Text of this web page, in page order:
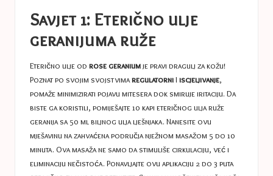
Savjet 1: Eterično ulje
geranijuma ruže
Eterično ulje od rose geraniumje pravi dragulj za kožu!
Poznat po svojim svojstvimaregulatorniI iscjeljivanje,
pomaže minimizirati pojavu mitesera dok smiruje iritaciju. Da
biste ga koristili, pomiješajte 10 kapi eteričnog ulja ruže
geranija sa 50 ml biljnog ulja lješnjaka. Nanesite ovu
mješavinu na zahvaćena područja nježnom masažom 5 do 10
minuta. Ova masaža ne samo da stimuliše cirkulaciju, već i
eliminaciju nečistoća. Ponavljajte ovu aplikaciju 2 do 3 puta